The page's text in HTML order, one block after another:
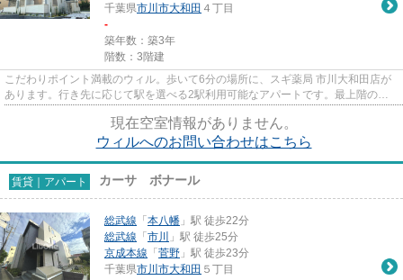
千葉県市川市大和田 ４丁目
-
築年数：築3年
階数：3階建
こだわりポイント満載のウィル。歩いて6分の場所に、スギ薬局 市川大和田店が
あります。行き先に応じて駅を選べる2駅利用可能なアパートです。最上階の物
現在空室情報がありません。
ウィルへのお問い合わせはこちら
賃貸｜アパート カーサ ボナール
総武線 「 本八幡 」駅 徒歩22分
総武線 「 市川
」駅 徒歩25分
京成本線 「 菅野 」駅 徒歩23分
千葉県市川市大和田 ５丁目